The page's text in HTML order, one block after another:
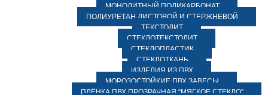
МОНОЛИТНЫЙ ПОЛИКАРБОНАТ
ПОЛИУРЕТАН ЛИСТОВОЙ И СТЕРЖНЕВОЙ
ТЕКСТОЛИТ
СТЕКЛОТЕКСТОЛИТ
СТЕКЛОПЛАСТИК
СТЕКЛОТКАНЬ
ИЗДЕЛИЯ ИЗ ПВХ
МОРОЗОСТОЙКИЕ ПВХ ЗАВЕСЫ
ПЛЁНКА ПВХ ПРОЗРАЧНАЯ “МЯГКОЕ СТЕКЛО”